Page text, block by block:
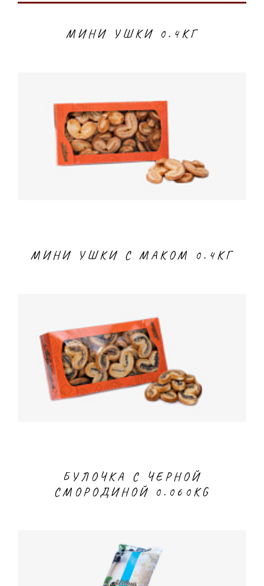
МИНИ УШКИ 0.4КГ
МИНИ УШКИ С МАКОМ 0.4КГ
БУЛОЧКА С ЧЕРНОЙ
СМОРОДИНОЙ 0.060KG